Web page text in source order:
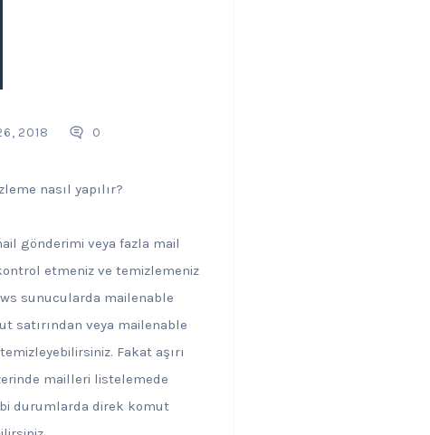
2018 0
nasıl yapılır?
gönderimi veya fazla mail
etmeniz ve temizlemeniz
sunucularda mailenable
satırından veya mailenable
Fakat aşırı
mailleri listelemede
durumlarda direk komut